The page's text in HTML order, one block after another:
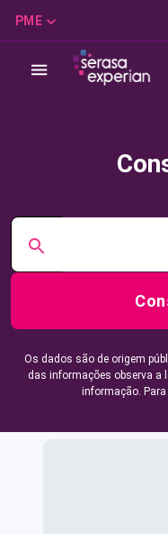
PME
Os dados são de origem
das informações observa a
informação.